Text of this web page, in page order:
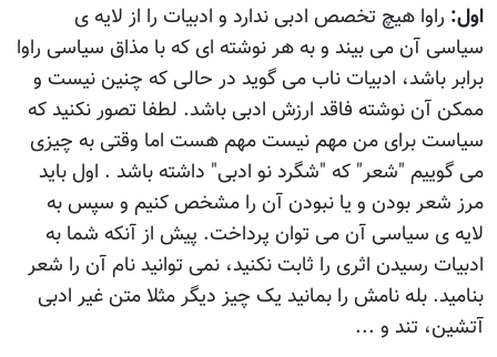
اول: راوا هيچ تخصص ادبی ندارد و ادبيات را از لايه ی
سياسی آن می بيند و به هر نوشته ای که با مذاق سياسی راوا
برابر باشد، ادبيات ناب می گويد در حالی که چنين نيست و
ممکن آن نوشته فاقد ارزش ادبی باشد. لطفا تصور نکنيد که
سياست برای من مهم نيست مهم هست اما وقتی به چيزی
می گوييم "شعر" که "شگرد نو ادبی" داشته باشد . اول بايد
مرز شعر بودن و يا نبودن آن را مشخص کنيم و سپس به
لايه ی سياسی آن می توان پرداخت. پيش از آنکه شما به
ادبيات رسيدن اثری را ثابت نکنيد، نمی توانيد نام آن را شعر
بناميد. بله نامش را بمانيد يک چيز ديگر مثلا متن غير ادبی
آتشين، تند و ...